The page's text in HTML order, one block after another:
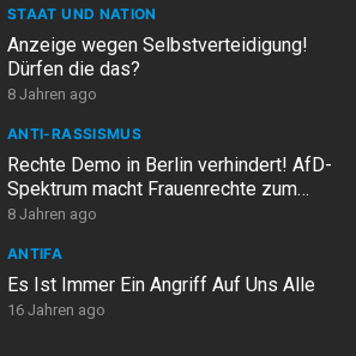
STAAT UND NATION
Anzeige wegen Selbstverteidigung!
Dürfen die das?
8 Jahren ago
ANTI-RASSISMUS
Rechte Demo in Berlin verhindert! AfD-
Spektrum macht Frauenrechte zum
Propagandathema
8 Jahren ago
ANTIFA
Es Ist Immer Ein Angriff Auf Uns Alle
16 Jahren ago